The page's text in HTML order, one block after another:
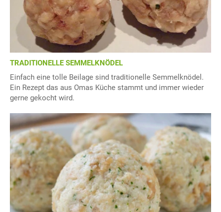
TRADITIONELLE SEMMELKNÖDEL
Einfach eine tolle Beilage sind traditionelle Semmelknödel.
Ein Rezept das aus Omas Küche stammt und immer wieder
gerne gekocht wird.